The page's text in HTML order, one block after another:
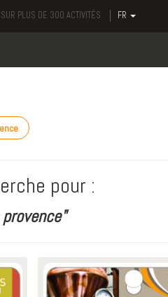
PLUS DE 300 ACTIVITÉS FR
pour :